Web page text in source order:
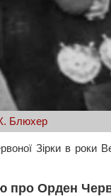
Блюхер
Зірки в роки
про Орден